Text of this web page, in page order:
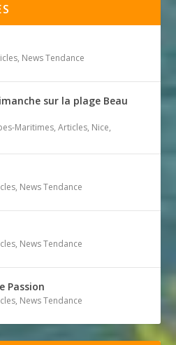
, News Tendance
sur la plage Beau
Maritimes,Articles, Nice,
, News Tendance
, News Tendance
Passion
, News Tendance